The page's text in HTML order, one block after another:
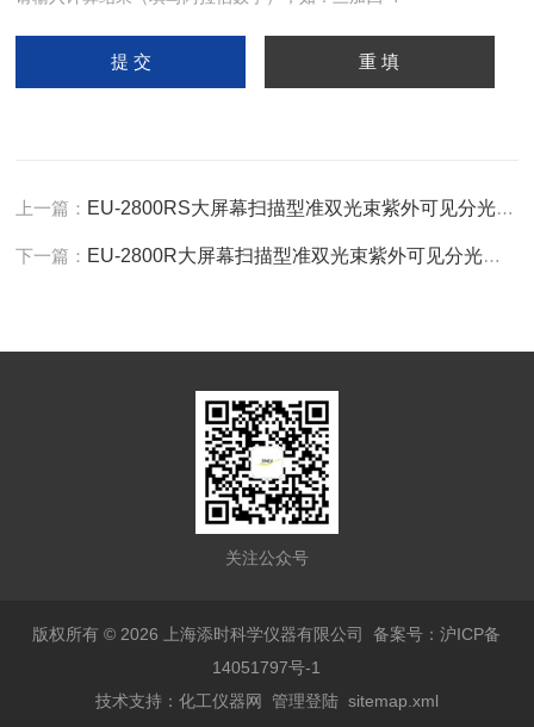
上一篇： EU-2800RS大屏幕扫描型准双光束紫外可见分光光度计
下一篇： EU-2800R大屏幕扫描型准双光束紫外可见分光光度计
关注公众号
版权所有 © 2026 上海添时科学仪器有限公司备案号：沪ICP备
14051797号-1
技术支持： 化工仪器网 管理登陆 sitemap.xml